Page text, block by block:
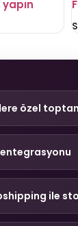
özel
entegrasyonu
ile